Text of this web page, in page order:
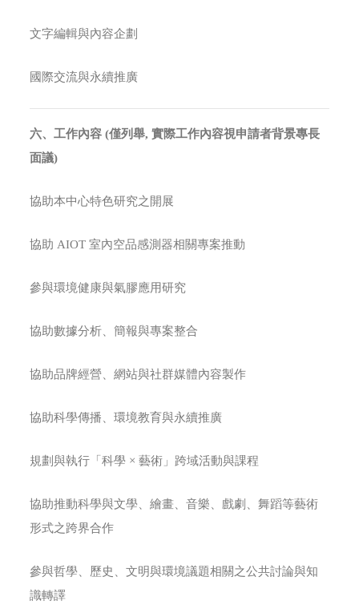
文字編輯與內容企劃
國際交流與永續推廣
六、工作內容 (僅列舉,實際工作內容視申請者背景專長
面議)
協助本中心特色研究之開展
協助 AIOT 室內空品感測器相關專案推動
參與環境健康與氣膠應用研究
協助數據分析、簡報與專案整合
協助品牌經營、網站與社群媒體內容製作
協助科學傳播、環境教育與永續推廣
規劃與執行「科學 × 藝術」跨域活動與課程
協助推動科學與文學、繪畫、音樂、戲劇、舞蹈等藝術
形式之跨界合作
參與哲學、歷史、文明與環境議題相關之公共討論與知
識轉譯